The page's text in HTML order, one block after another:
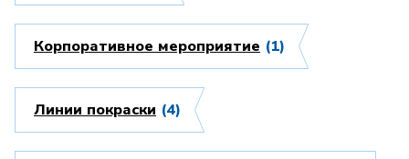
Корпоративное мероприятие (1)
Линии покраски (4)